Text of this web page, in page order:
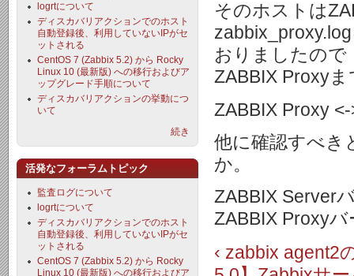
そのホストは
おりましたので
ZABBIX Proxy
ZABBIX Proxy
他に確認すべき
か。
ZABBIX Server
ZABBIX Proxy
‹ zabbix agent2
logrtについて
ディスカバリアクションでのホスト
自動登録後、利用していないIPがセ
ットされる
CentOS 7 (Zabbix 5.2) から Rocky
Linux 10 (最新版) への移行およびア
ップグレード手順について
ディスカバリアクションの挙動につ
いて
続き
活発なフォーラムトピック
監査ログについて
logrtについて
ディスカバリアクションでのホスト
自動登録後、利用していないIPがセ
ットされる
CentOS 7 (Zabbix 5.2) から Rocky
Linux 10 (最新版) への移行およびア